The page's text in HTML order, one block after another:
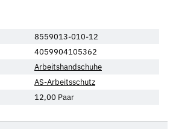
8559013-010-12
4059904105362
Arbeitshandschuhe
AS-Arbeitsschutz
12,00 Paar